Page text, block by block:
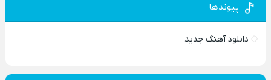
پیوندها
دانلود آهنگ جدید